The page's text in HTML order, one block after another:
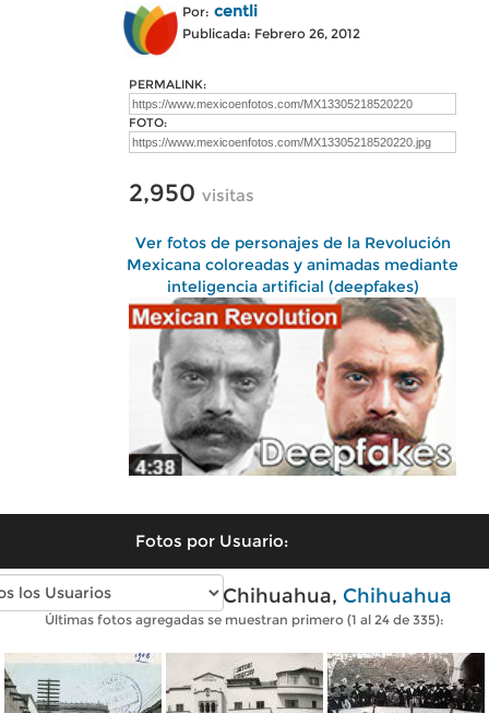
Por: centli
Publicada: Febrero 26, 2012
PERMALINK:
FOTO:
2,950 visitas
Ver fotos de personajes de la Revolución
Mexicana coloreadas y animadas mediante
inteligencia artificial (deepfakes)
Fotos por Usuario:
Fotos antiguas de Chihuahua, Chihuahua
Últimas fotos agregadas se muestran primero (1 al 24 de 335):